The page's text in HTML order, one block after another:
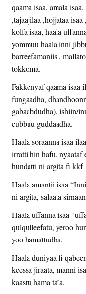
qaama isaa, amala
,tajaajilaa ,hojjataa isaa
kolfa isaa, haala
yommuu haala inni
barreefamaniis ,
tokkoma.
Fakkenyaf qaama isaa
fungaadha,
gabaabdudha), ishiin/
cubbuu guddaadha.
Haala soraanna isaa
irratti hin hafu, nyaataf
hundatti ni argita fi kkf
Haala amantii isaa
ni argita, salaata
Haala uffanna isaa
qulqulleefatu, yeroo
yoo hamattudha.
Haala duniyaa fi
keessa jiraata, manni
kaastu hama ta’a.